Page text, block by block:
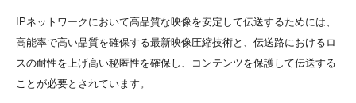
IPネットワークにおいて高品質な映像を安定して伝送するためには、
高能率で高い品質を確保する最新映像圧縮技術と、伝送路におけるロ
スの耐性を上げ高い秘匿性を確保し、コンテンツを保護して伝送する
ことが必要とされています。